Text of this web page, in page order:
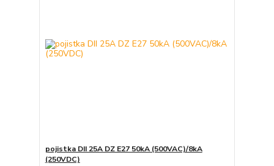
pojistka DII 25A DZ E27 50kA (500VAC)/8kA
(250VDC)